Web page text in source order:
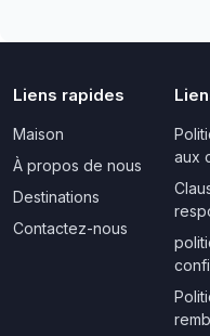
Liens rapides
Maison
À propos de nous
Destinations
Contactez-nous
aux